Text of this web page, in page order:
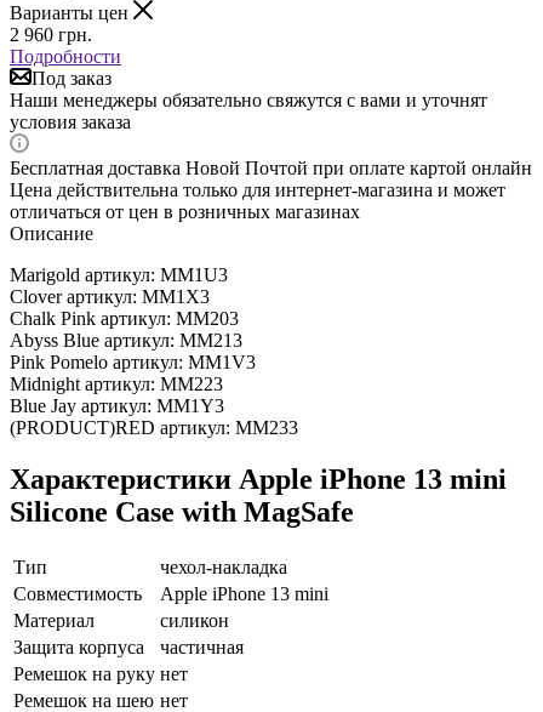
Варианты цен
2 960 грн.
Подробности
Под заказ
Наши менеджеры обязательно свяжутся с вами и уточнят
условия заказа
Бесплатная доставка Новой Почтой при оплате картой онлайн
Цена действительна только для интернет-магазина и может
отличаться от цен в розничных магазинах
Описание
Marigold артикул: MM1U3
Clover артикул: MM1X3
Chalk Pink артикул: MM203
Abyss Blue артикул: MM213
Pink Pomelo артикул: MM1V3
Midnight артикул: MM223
Blue Jay артикул: MM1Y3
(PRODUCT)RED артикул: MM233
Характеристики Apple iPhone 13 mini
Silicone Case with MagSafe
Тип
чехол-накладка
Совместимость
Apple iPhone 13 mini
Материал
силикон
Защита корпуса
частичная
Ремешок на руку нет
Ремешок на шею нет